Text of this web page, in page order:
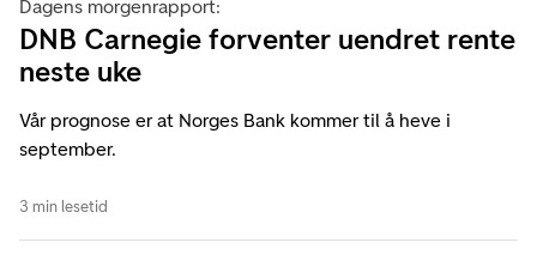
Dagens morgenrapport:
DNB Carnegie forventer uendret rente
neste uke
Vår prognose er at Norges Bank kommer til å heve i
september.
3 min lesetid